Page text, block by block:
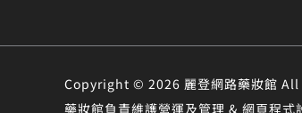
Copyright © 2026 麗登網路藥妝館
藥妝館負責維護營運及管理 & 網頁程